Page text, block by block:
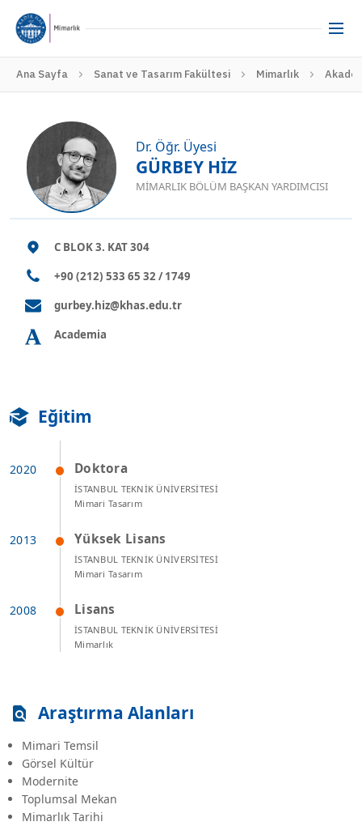
Ana Sayfa Sanat ve Tasarım Fakültesi Mimarlık
Dr. Öğr. Üyesi
GÜRBEY HİZ
MIMARLIK BÖLÜM BAŞKAN YARDIMCISI
C BLOK 3. KAT 304
+90 (212) 533 65 32 / 1749
gurbey.hiz@khas.edu.tr
Academia
Eğitim
Doktora
İSTANBUL TEKNİK ÜNİVERSİTESİ
Mimari Tasarım
Yüksek Lisans
İSTANBUL TEKNİK ÜNİVERSİTESİ
Mimari Tasarım
Lisans
İSTANBUL TEKNİK ÜNİVERSİTESİ
Mimarlık
Araştırma Alanları
Mimari Temsil
Görsel Kültür
Modernite
Toplumsal Mekan
Mimarlık Tarihi